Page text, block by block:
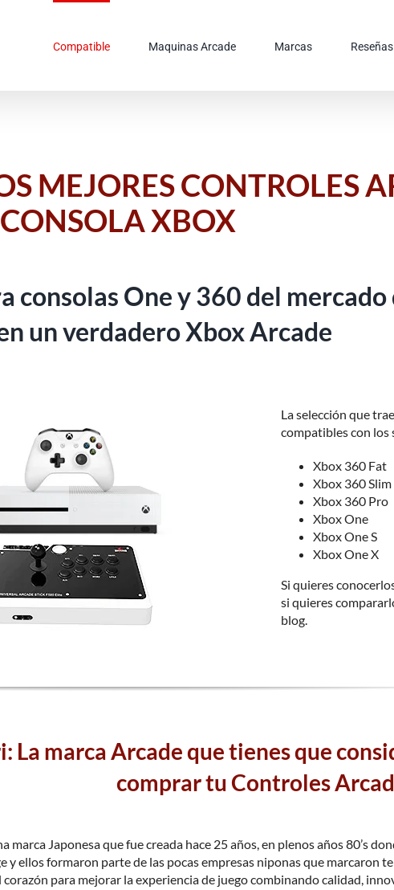
Compatible Maquinas Arcade Marcas Reseñas
MEJORES CONTROLES
XBOX
consolas One y 360 del
un verdadero Xbox Arcade
La selección que
compatibles con los
Xbox 360 Fat
Xbox 360 Slim
Xbox 360 Pro
Xbox One
Xbox One S
Xbox One X
Si quieres
si quieres
blog.
La marca Arcade que tienes que
comprar tu Controles
marca Japonesa que fue creada hace 25 años, en plenos años 80’s
y ellos formaron parte de las pocas empresas niponas que marcaron
corazón para mejorar la experiencia de juego combinando calidad,